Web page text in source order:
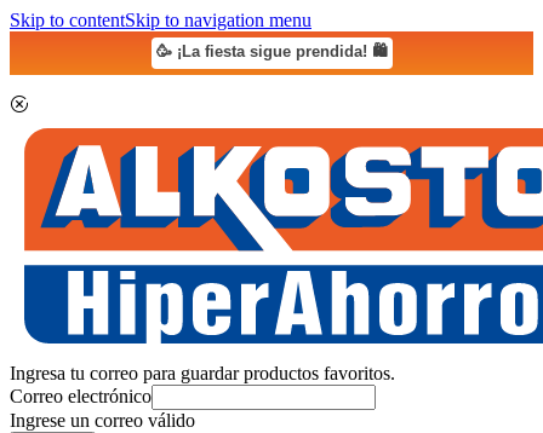
Skip to contentSkip to navigation menu
🥳 ¡La fiesta sigue prendida! 🛍️
Ingresa tu correo para guardar productos favoritos.
Correo electrónico
Ingrese un correo válido